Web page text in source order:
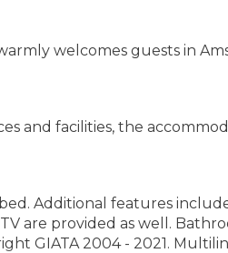
welcomes guests in
and facilities, the
Additional features
are provided as well.
GIATA 2004 - 2021.